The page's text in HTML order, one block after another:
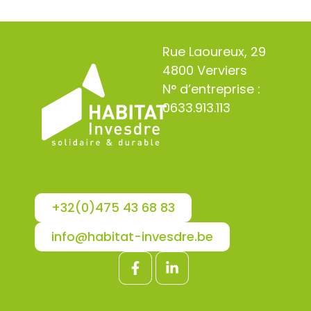
Rue Laoureux, 29
4800 Verviers
N° d’entreprise :
0633.913.113
+32(0)475 43 68 83
info@habitat-invesdre.be